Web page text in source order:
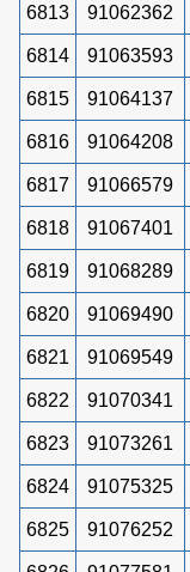
6813 91062362
6814 91063593
6815 91064137
6816 91064208
6817 91066579
6818 91067401
6819 91068289
6820 91069490
6821 91069549
6822 91070341
6823 91073261
6824 91075325
6825 91076252